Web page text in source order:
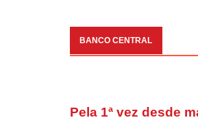
BANCO CENTRAL
Pela 1ª vez desde